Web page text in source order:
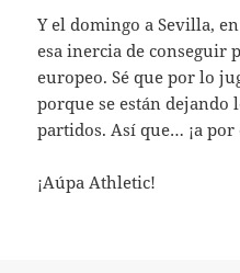
Y el domingo a Sevilla,
esa inercia de conseguir
europeo. Sé que por lo
porque se están dejando
partidos. Así que… ¡a
¡Aúpa Athletic!